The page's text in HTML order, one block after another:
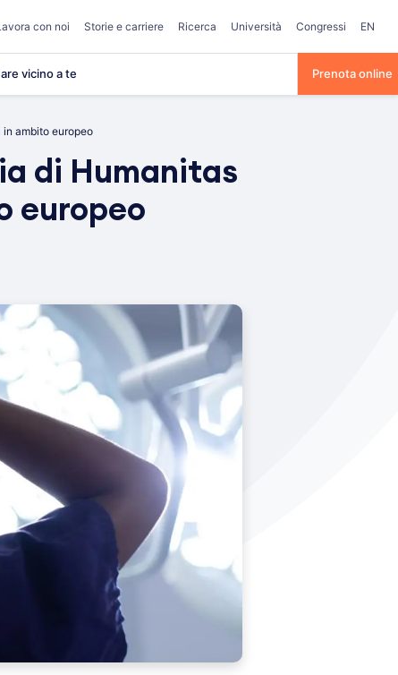
con noi Storie e carriere Ricerca Università Congressi EN
vicino a te Prenota online
ambito europeo
di Humanitas
europeo